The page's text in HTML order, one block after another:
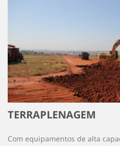
TERRAPLENAGEM
Com equipamentos de alta